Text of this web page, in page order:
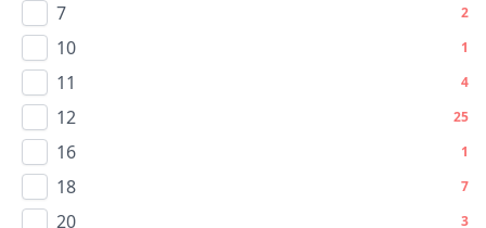
7 2
10 1
11 4
12 25
16 1
18 7
20 3